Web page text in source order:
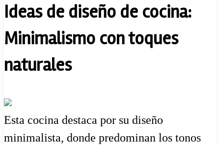
Ideas de diseño de cocina:
Minimalismo con toques
naturales
Esta cocina destaca por su diseño
minimalista, donde predominan los tonos